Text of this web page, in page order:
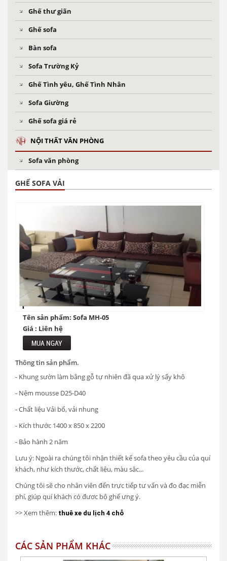
Ghế thư giãn
Ghế sofa
Bàn sofa
Sofa Trường Kỷ
Ghế Tình yêu, Ghế Tình Nhân
Sofa Giường
Ghế sofa giá rẻ
NỘI THẤT VĂN PHÒNG
Sofa văn phòng
GHẾ SOFA VẢI
Tên sản phẩm: Sofa MH-05
Giá : Liên hệ
MUA NGAY
Thông tin sản phẩm.
- Khung sườn làm bằng gỗ tự nhiên đã qua xử lý sấy khô
- Nệm mousse D25-D40
- Chất liệu Vải bố, vải nhung
- Kích thước 1400 x 850 x 2200
- Bảo hành 2 năm
Lưu ý: Ngoài ra chúng tôi nhận thiết kế sofa theo yêu cầu của quí
khách, như kích thước, chất liệu, màu sắc...
Chúng tôi sẽ cho nhân viên đến trực tiếp tư vấn và đo đạc miễn
phí, giúp quí khách có đươc bộ ghế ưng ý.
>> Xem thêm: thuê xe du lịch 4 chỗ
CÁC SẢN PHẨM KHÁC